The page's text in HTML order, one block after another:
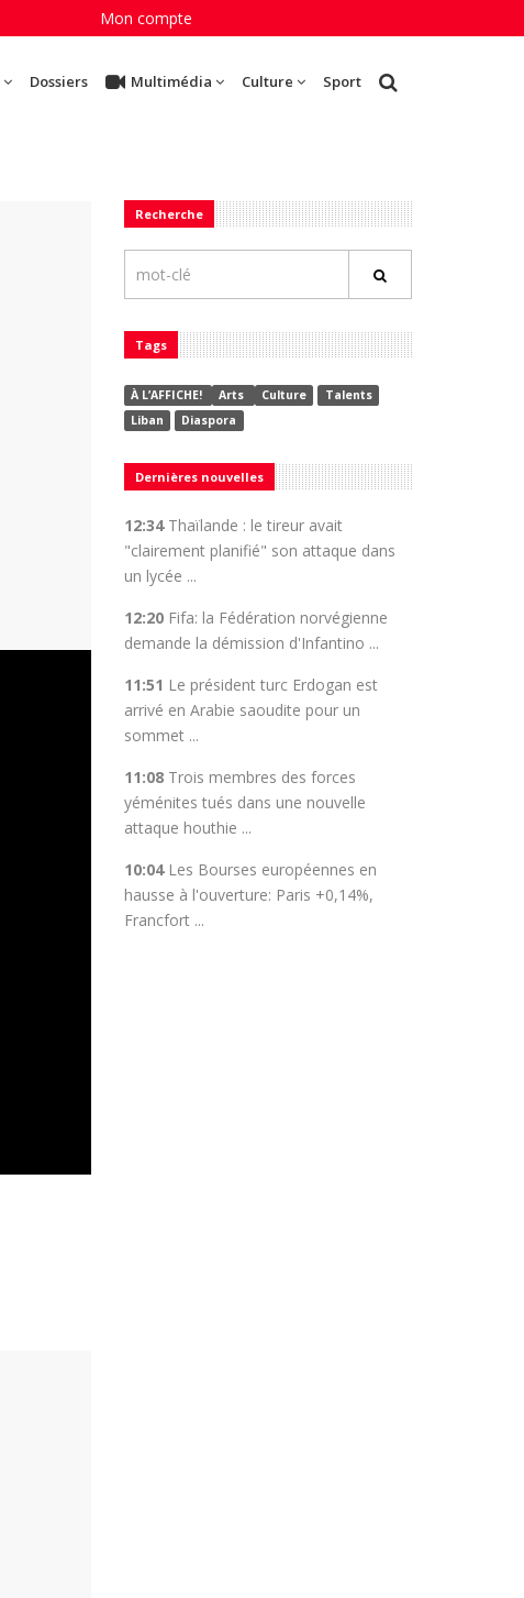
Mon compte
Dossiers Multimédia Culture Sport
Recherche
Tags
À L’AFFICHE! Arts Culture
Talents
Liban
Diaspora
Dernières nouvelles
12:34 Thaïlande : le tireur avait
"clairement planifié" son attaque dans
un lycée ...
12:20 Fifa: la Fédération norvégienne
demande la démission d'Infantino ...
11:51 Le président turc Erdogan est
arrivé en Arabie saoudite pour un
sommet ...
11:08 Trois membres des forces
yéménites tués dans une nouvelle
attaque houthie ...
10:04 Les Bourses européennes en
hausse à l'ouverture: Paris +0,14%,
Francfort ...